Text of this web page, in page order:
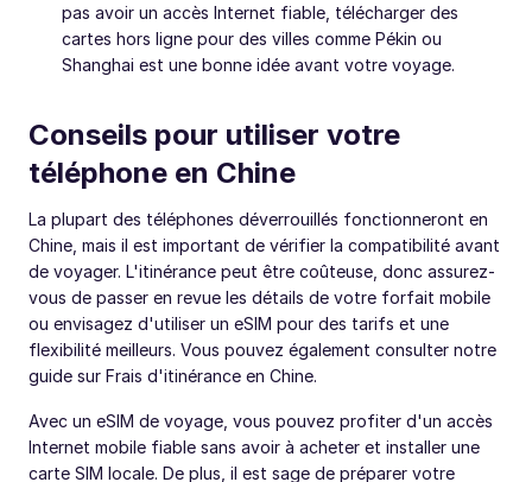
pas avoir un accès Internet fiable, télécharger des
cartes hors ligne pour des villes comme Pékin ou
Shanghai est une bonne idée avant votre voyage.
Conseils pour utiliser votre
téléphone en Chine
La plupart des téléphones déverrouillés fonctionneront en
Chine, mais il est important de vérifier la compatibilité avant
de voyager. L'itinérance peut être coûteuse, donc assurez-
vous de passer en revue les détails de votre forfait mobile
ou envisagez d'utiliser un eSIM pour des tarifs et une
flexibilité meilleurs. Vous pouvez également consulter notre
guide sur Frais d'itinérance en Chine.
Avec un eSIM de voyage, vous pouvez profiter d'un accès
Internet mobile fiable sans avoir à acheter et installer une
carte SIM locale. De plus, il est sage de préparer votre